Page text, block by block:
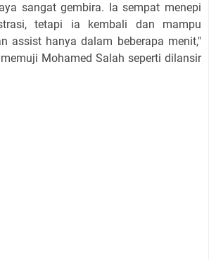
sangat gembira. Ia sempat menepi
tetapi ia kembali dan mampu
assist hanya dalam beberapa menit,"
Mohamed Salah seperti dilansir